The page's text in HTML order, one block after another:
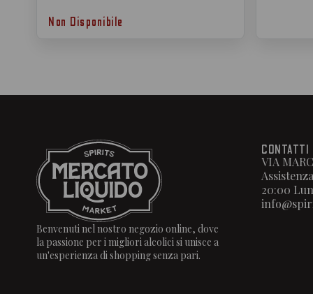
Non Disponibile
Benvenuti nel nostro negozio online, dove
la passione per i migliori alcolici si unisce a
un'esperienza di shopping senza pari.
CONTATTI
VIA
20:00